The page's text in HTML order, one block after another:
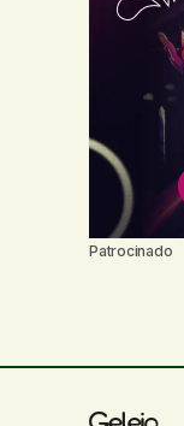
Patrocinado